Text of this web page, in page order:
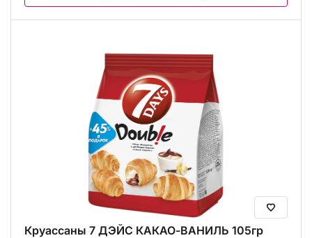
Круассаны 7 ДЭЙС КАКАО-ВАНИЛЬ 105гр